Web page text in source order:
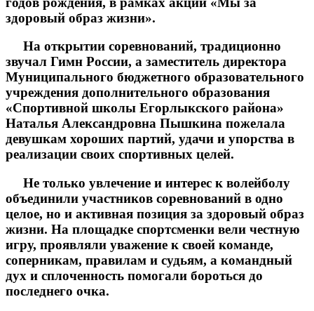
здоровый образ жизни».
На открытии соревнований, традиционно
звучал Гимн России, а заместитель директора
Муниципального бюджетного образовательного
учреждения дополнительного образования
«Спортивной школы Егорлыкского района»
Наталья Александровна Пышкина пожелала
девушкам хороших партий, удачи и упорства в
реализации своих спортивных целей.
Не только увлечение и интерес к волейболу
объединили участников соревнований в одно
целое, но и активная позиция за здоровый образ
жизни. На площадке спортсменки вели честную
игру, проявляли уважение к своей команде,
соперникам, правилам и судьям, а командный
дух и сплоченность помогали бороться до
последнего очка.